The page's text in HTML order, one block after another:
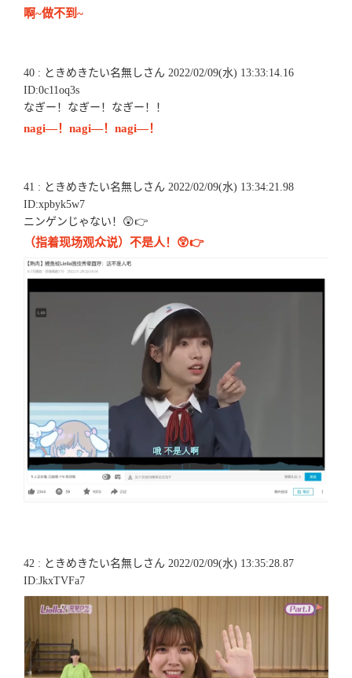
啊~做不到~
40 : ときめきたい名無しさん 2022/02/09(水) 13:33:14.16
ID:0c11oq3s
なぎー！なぎー！なぎー！！
nagi—！nagi—！nagi—！
41 : ときめきたい名無しさん 2022/02/09(水) 13:34:21.98
ID:xpbyk5w7
ニンゲンじゃない！😲👉
（指着现场观众说）不是人！😲👉
42 : ときめきたい名無しさん 2022/02/09(水) 13:35:28.87
ID:JkxTVFa7